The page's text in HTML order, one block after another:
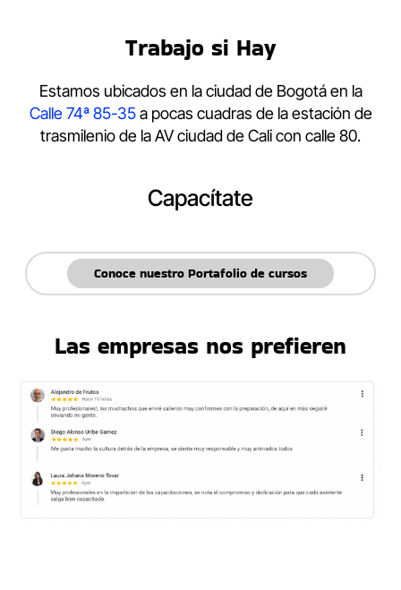
Trabajo si Hay
Estamos ubicados en la ciudad de Bogotá en la
Calle 74ª 85-35 a pocas cuadras de la estación de
trasmilenio de la AV ciudad de Cali con calle 80.
Capacítate
Conoce nuestro Portafolio de cursos
Las empresas nos prefieren